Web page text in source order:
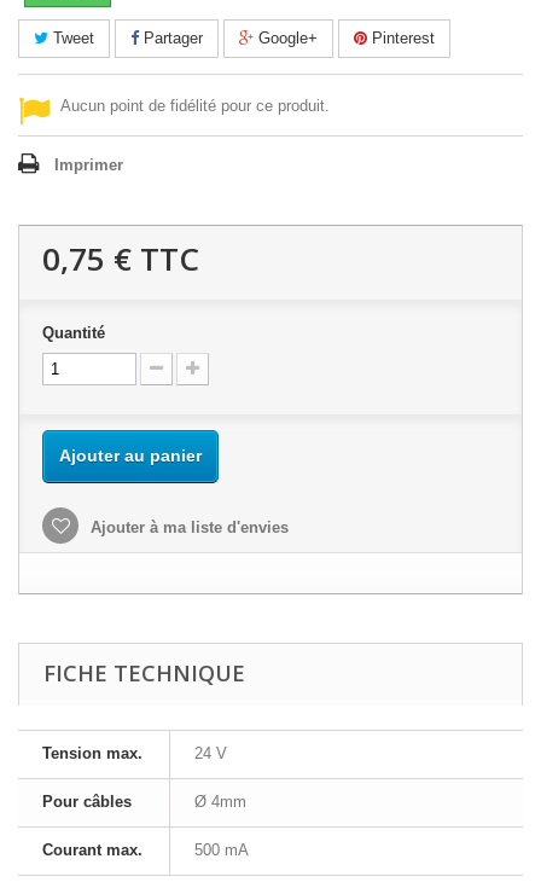
Tweet Partager Google+ Pinterest
Aucun point de fidélité pour ce produit.
Imprimer
0,75 € TTC
Quantité
Ajouter au panier
Ajouter à ma liste d'envies
FICHE TECHNIQUE
Tension max. 24 V
Pour câbles Ø 4mm
Courant max. 500 mA